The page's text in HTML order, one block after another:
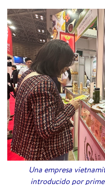
Una empresa
introducido por